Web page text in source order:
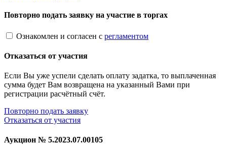
Повторно подать заявку на участие в торгах
Ознакомлен и согласен с регламентом
Отказаться от участия
Если Вы уже успели сделать оплату задатка, то выплаченная
сумма будет Вам возвращена на указанный Вами при
регистрации расчётный счёт.
Повторно подать заявку
Отказаться от участия
Аукцион № 5.2023.07.00105